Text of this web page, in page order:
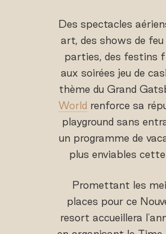
Des spectacles
art, des shows de feu
parties, des festins
aux soirées jeu de
thème du Grand
World renforce sa
playground sans
un programme de
plus enviables
Promettant les
places pour ce
resort accueillera